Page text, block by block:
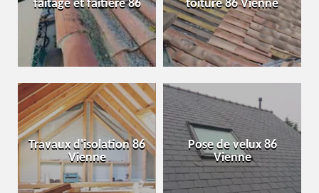
faîtage et faîtière 86
toiture 86 Vienne
Travaux d'isolation 86
Vienne
Pose de velux 86
Vienne